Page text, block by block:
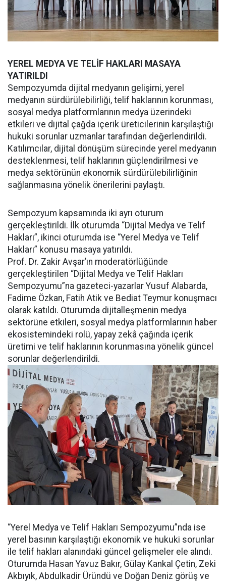
YEREL MEDYA VE TELİF HAKLARI MASAYA
YATIRILDI
Sempozyumda dijital medyanın gelişimi, yerel
medyanın sürdürülebilirliği, telif haklarının korunması,
sosyal medya platformlarının medya üzerindeki
etkileri ve dijital çağda içerik üreticilerinin karşılaştığı
hukuki sorunlar uzmanlar tarafından değerlendirildi.
Katılımcılar, dijital dönüşüm sürecinde yerel medyanın
desteklenmesi, telif haklarının güçlendirilmesi ve
medya sektörünün ekonomik sürdürülebilirliğinin
sağlanmasına yönelik önerilerini paylaştı.
Sempozyum kapsamında iki ayrı oturum
gerçekleştirildi. İlk oturumda “Dijital Medya ve Telif
Hakları”, ikinci oturumda ise “Yerel Medya ve Telif
Hakları” konusu masaya yatırıldı.
Prof. Dr. Zakir Avşar’ın moderatörlüğünde
gerçekleştirilen “Dijital Medya ve Telif Hakları
Sempozyumu”na gazeteci-yazarlar Yusuf Alabarda,
Fadime Özkan, Fatih Atik ve Bediat Teymur konuşmacı
olarak katıldı. Oturumda dijitalleşmenin medya
sektörüne etkileri, sosyal medya platformlarının haber
ekosistemindeki rolü, yapay zekâ çağında içerik
üretimi ve telif haklarının korunmasına yönelik güncel
sorunlar değerlendirildi.
“Yerel Medya ve Telif Hakları Sempozyumu”nda ise
yerel basının karşılaştığı ekonomik ve hukuki sorunlar
ile telif hakları alanındaki güncel gelişmeler ele alındı.
Oturumda Hasan Yavuz Bakır, Gülay Kankal Çetin, Zeki
Akbıyık, Abdulkadir Üründü ve Doğan Deniz görüş ve